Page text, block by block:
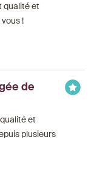
qualité et
!
de
et
plusieurs